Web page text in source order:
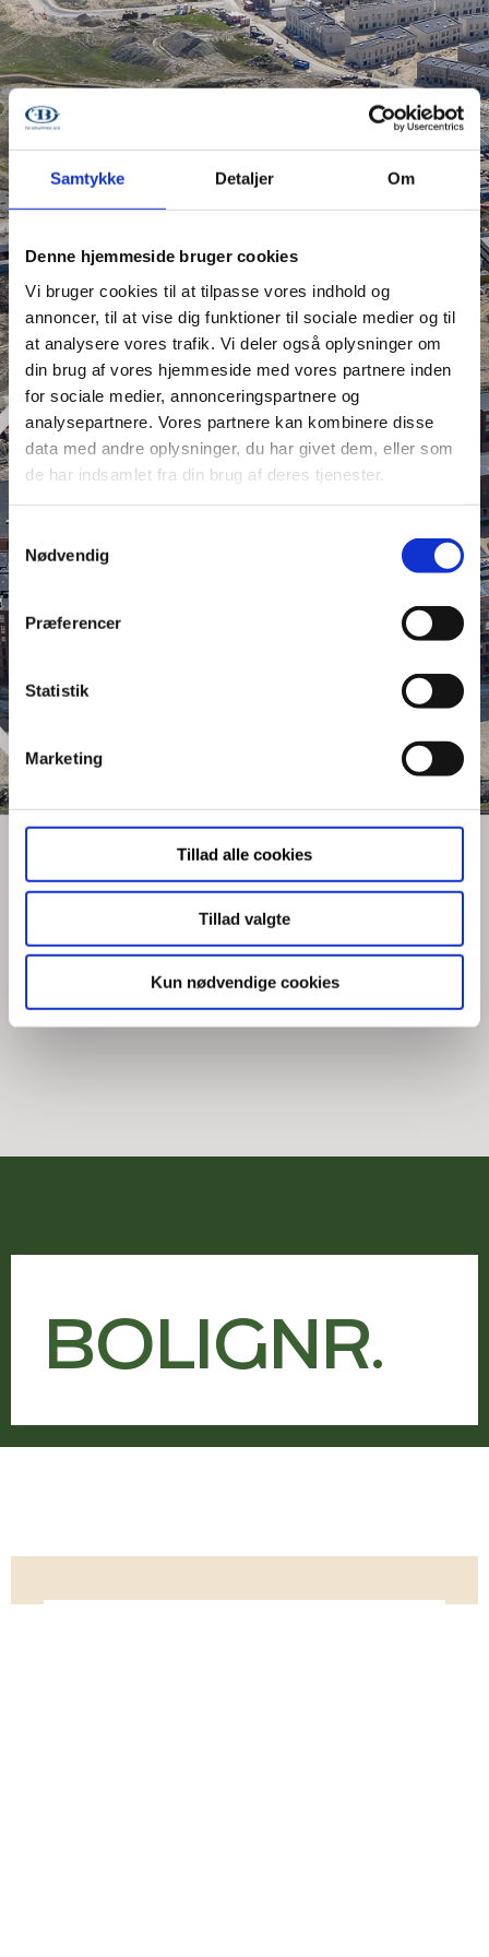
Samtykke Detaljer Om
Denne hjemmeside bruger cookies
Vi bruger cookies til at tilpasse vores indhold og
annoncer, til at vise dig funktioner til sociale medier og til
at analysere vores trafik. Vi deler også oplysninger om
din brug af vores hjemmeside med vores partnere inden
for sociale medier, annonceringspartnere og
analysepartnere. Vores partnere kan kombinere disse
data med andre oplysninger, du har givet dem, eller som
de har indsamlet fra din brug af deres tjenester.
Nødvendig
Præferencer
Statistik
Marketing
Tillad alle cookies
Tillad valgte
Kun nødvendige cookies
BOLIG
SKABELON
BOLIGNR.